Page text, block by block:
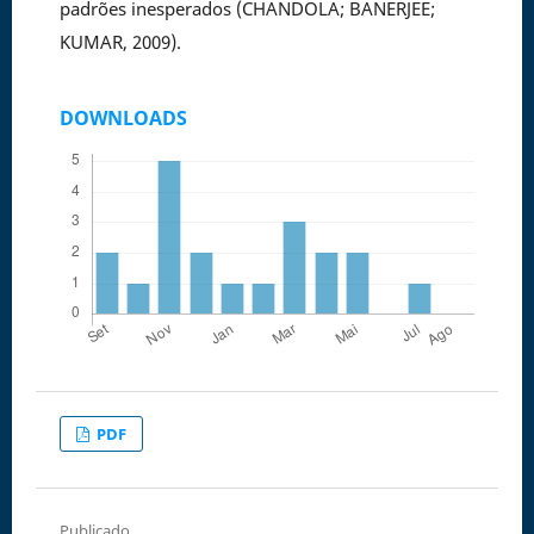
padrões inesperados (CHANDOLA; BANERJEE;
KUMAR, 2009).
DOWNLOADS
PDF